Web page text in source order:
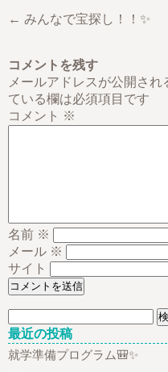
← みんなで宝探し！！✨
コメントを残す
メールアドレスが公開され
ている欄は必須項目です
コメント ※
名前 ※
メール ※
サイト
索:
最近の投稿
就学準備プログラム🎒✨